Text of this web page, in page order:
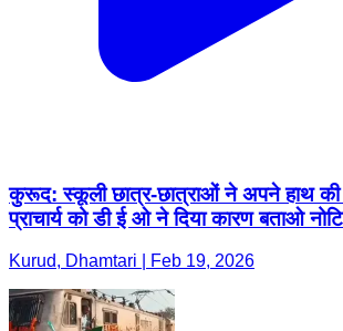
कुरूद: स्कूली छात्र-छात्राओं ने अपने हाथ
प्राचार्य को डी ई ओ ने दिया कारण बताओ
Kurud, Dhamtari | Feb 19, 2026